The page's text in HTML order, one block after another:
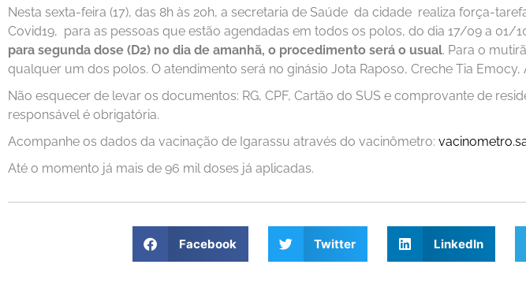
Nesta sexta-feira (17), das 8h às 20h, a secretaria de Saúde da cidade realiza força-
Covid19, para as pessoas que estão agendadas em todos os polos, do dia 17/09 a 01/
para segunda dose (D2) no dia de amanhã, o procedimento será o usual. Para o
qualquer um dos polos. O atendimento será no ginásio Jota Raposo, Creche Tia
Não esquecer de levar os documentos: RG, CPF, Cartão do SUS e comprovante de
responsável é obrigatória.
Acompanhe os dados da vacinação de Igarassu através do vacinômetro:
Até o momento já mais de 96 mil doses já aplicadas.
Facebook Twitter LinkedIn